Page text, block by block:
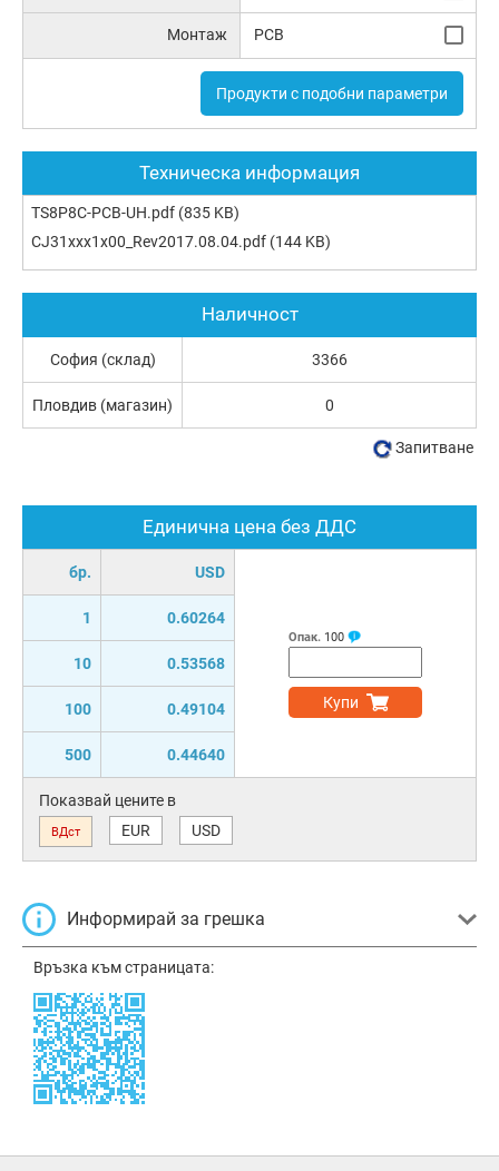
Монтаж PCB
Продукти с подобни параметри
Техническа информация
TS8P8C-PCB-UH.pdf (835 KB)
CJ31xxx1x00_Rev2017.08.04.pdf (144 KB)
Единична цена без ДДС
бр. USD
1 0.60264
10 0.53568
100 0.49104
500 0.44640
Опак. 100
Купи
Показвай цените в
ВДст EUR USD
Информирай за грешка
Връзка към страницата:
Наличност
София (склад) 3366
Пловдив (магазин) 0
Запитване